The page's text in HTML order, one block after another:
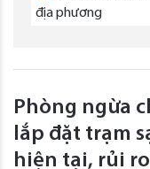
địa phương
Phòng ngừa
lắp đặt trạm
hiện tại, rủi